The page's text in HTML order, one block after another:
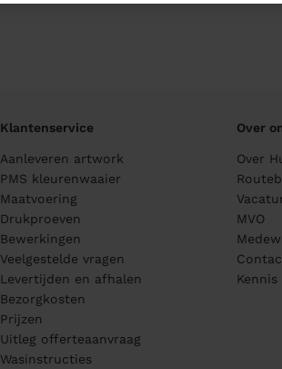
Klantenservice
Aanleveren artwork
PMS kleurenwaaier
Maatvoering
Drukproeven
Bewerkingen
Veelgestelde vragen
Levertijden en afhalen
Bezorgkosten
Prijzen
Uitleg offerteaanvraag
Wasinstructies
Over
Over
MVO